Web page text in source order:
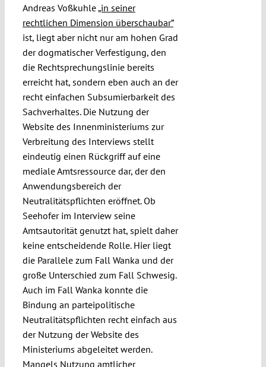
Andreas Voßkuhle„in seiner
rechtlichen Dimension überschaubar”
ist, liegt aber nicht nur am hohen Grad
der dogmatischer Verfestigung, den
die Rechtsprechungslinie bereits
erreicht hat, sondern eben auch an der
recht einfachen Subsumierbarkeit des
Sachverhaltes. Die Nutzung der
Website des Innenministeriums zur
Verbreitung des Interviews stellt
eindeutig einen Rückgriff auf eine
mediale Amtsressource dar, der den
Anwendungsbereich der
Neutralitätspflichten eröffnet. Ob
Seehofer im Interview seine
Amtsautorität genutzt hat, spielt daher
keine entscheidende Rolle. Hier liegt
die Parallele zum Fall Wanka und der
große Unterschied zum Fall Schwesig.
Auch im Fall Wanka konnte die
Bindung an parteipolitische
Neutralitätspflichten recht einfach aus
der Nutzung der Website des
Ministeriums abgeleitet werden.
Mangels Nutzung amtlicher